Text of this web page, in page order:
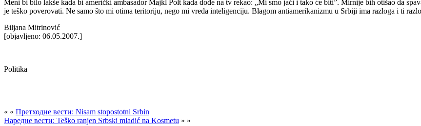
Meni bi bilo lakše kada bi američki ambasador Majkl Polt kada dođe na tv rekao: „Mi smo jači i tako će biti”. Mirnije bih otišao da
je teško poverovati. Ne samo što mi otima teritoriju, nego mi vređa inteligenciju. Blagom antiamerikanizmu u Srbiji ima razloga i ti
Biljana Mitrinović
[objavljeno: 06.05.2007.]
Politika
« « Претходне вести: Nisam stopostotni Srbin
Наредне вести: Teško ranjen Srbski mladić na Kosmetu » »